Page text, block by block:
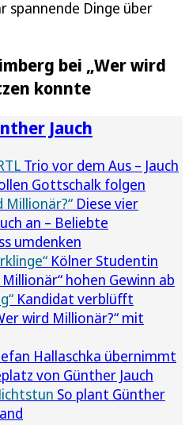
spannende Dinge über
bei „Wer wird
konnte
Jauch
Trio vor dem Aus – Jauch
Gottschalk folgen
Millionär?“ Diese vier
an – Beliebte
umdenken
Kölner Studentin
hohen Gewinn ab
Kandidat verblüfft
wird Millionär?“ mit
Hallaschka übernimmt
von Günther Jauch
So plant Günther